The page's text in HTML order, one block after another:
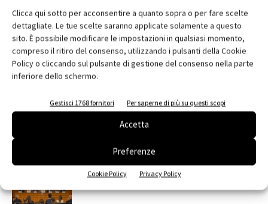
Clicca qui sotto per acconsentire a quanto sopra o per fare scelte
dettagliate. Le tue scelte saranno applicate solamente a questo
sito. È possibile modificare le impostazioni in qualsiasi momento,
compreso il ritiro del consenso, utilizzando i pulsanti della Cookie
Policy o cliccando sul pulsante di gestione del consenso nella parte
inferiore dello schermo.
Gestisci 1768 fornitori Per saperne di più su questi scopi
Accetta
Preferenze
Cookie Policy Privacy Policy
RELATED ARTICLES MORE FROM AUTHOR
Saint-Gobain Architecture Student
Contest 2026
contenuto sponsorizzato
ARCHITECT@WORK Milano 2026
Edilizia, VELUX e SIMA al Senato